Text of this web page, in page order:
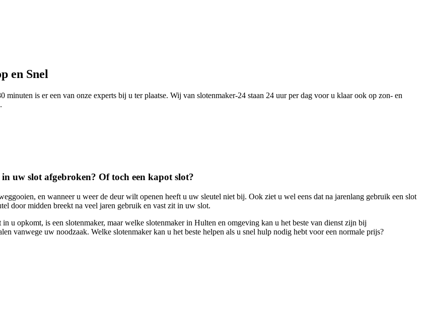
en Snel
is er een van onze experts bij u ter plaatse. Wij van slotenmaker-24 staan 24 uur per dag voor u klaar ook op zon- en
uw slot afgebroken? Of toch een kapot slot?
en wanneer u weer de deur wilt openen heeft u uw sleutel niet bij. Ook ziet u wel eens dat na jarenlang gebruik een slot
door midden breekt na veel jaren gebruik en vast zit in uw slot.
u opkomt, is een slotenmaker, maar welke slotenmaker in Hulten en omgeving kan u het beste van dienst zijn bij
vanwege uw noodzaak. Welke slotenmaker kan u het beste helpen als u snel hulp nodig hebt voor een normale prijs?